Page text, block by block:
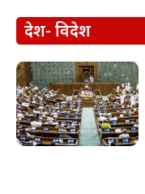
देश- विदेश